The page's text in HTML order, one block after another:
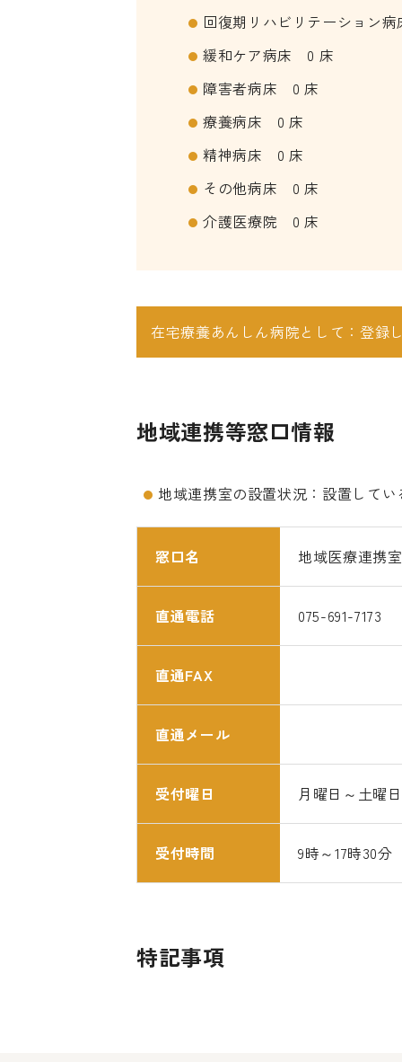
回復期リハビリテーション
緩和ケア病床 0 床
障害者病床 0 床
療養病床 0 床
精神病床 0 床
その他病床 0 床
介護医療院 0 床
在宅療養あんしん病院として：登録
地域連携等窓口情報
地域連携室の設置状況：設置してい
窓口名 地域医療連携
直通電話 075-691-7173
直通FAX
直通メール
受付曜日 月曜日～土曜日
受付時間 9時～17時30分
特記事項